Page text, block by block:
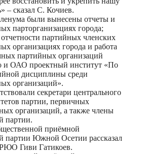
– сказал С. Кочиев.
были вынесены отчеты и
парторганизациях города;
партийных членских
организациях города и работа
партийных организаций
ОАО проектный институт «По
дисциплины среди
организаций».
секретари центрального
партии, первичных
организаций, а также члены
партии.
приёмной
партии Южной Осетии рассказал
Гиви Гатикоев.